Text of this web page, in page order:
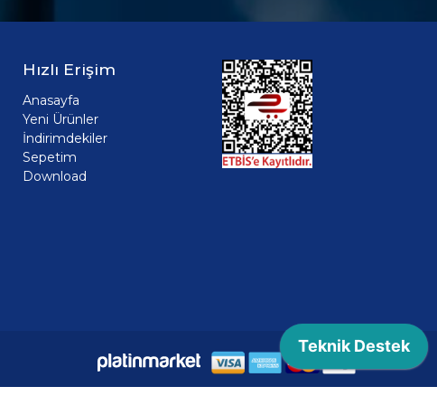
Hızlı Erişim
Anasayfa
Yeni Ürünler
İndirimdekiler
Sepetim
Download